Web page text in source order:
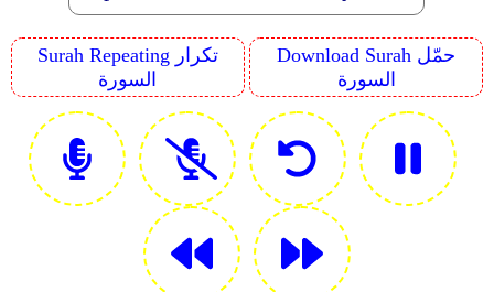
Surah Repeating تكرار
السورة
Download Surah حمّل
السورة